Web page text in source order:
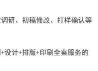
研、初稿修改、打样确认等
计+排版+印刷全案服务的